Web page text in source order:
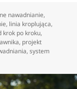
nawadnianie,
, linia kroplująca,
krok po kroku,
, projekt
,system